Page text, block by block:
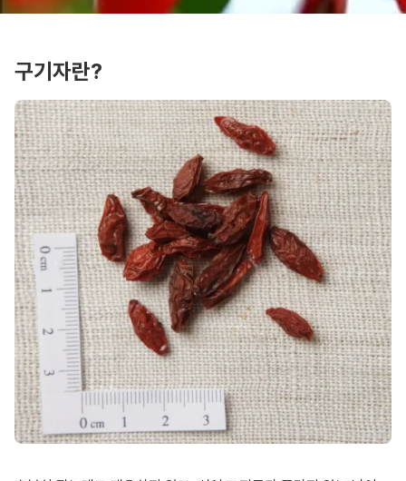
구기자란?